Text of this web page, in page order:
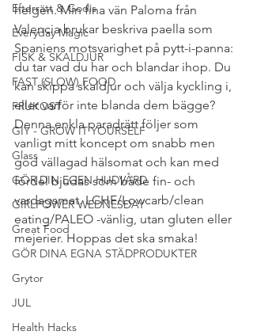
Efterrätt & Godis
Everyday Magic
FISK & SKALDJUR
FAST (SLOW) FOOD
FRUKOST
GIY - GROW IT YOURSELF
Glass
GÖR DIN EGEN HUDVÅRD
GIRLPOWER WEDNESDAY
Great Food
GÖR DINA EGNA STÄDPRODUKTER
Grytor
JUL
Health Hacks
helgen. Min fina vän Paloma från
Valencia brukar beskriva paella som
Spaniens motsvarighet på pytt-i-panna:
du tar vad du har och blandar ihop. Du
kan skippa skaldjur och välja kyckling i,
eller varför inte blanda dem bägge?
Denna enkla paradrätt följer som
vanligt mitt koncept om snabb men
god vällagad hälsomat och kan med
fördel bjudas som både fin- och
vardagsmat. LCHF/Lowcarb/clean
eating/PALEO -vänlig, utan gluten eller
mejerier. Hoppas det ska smaka!